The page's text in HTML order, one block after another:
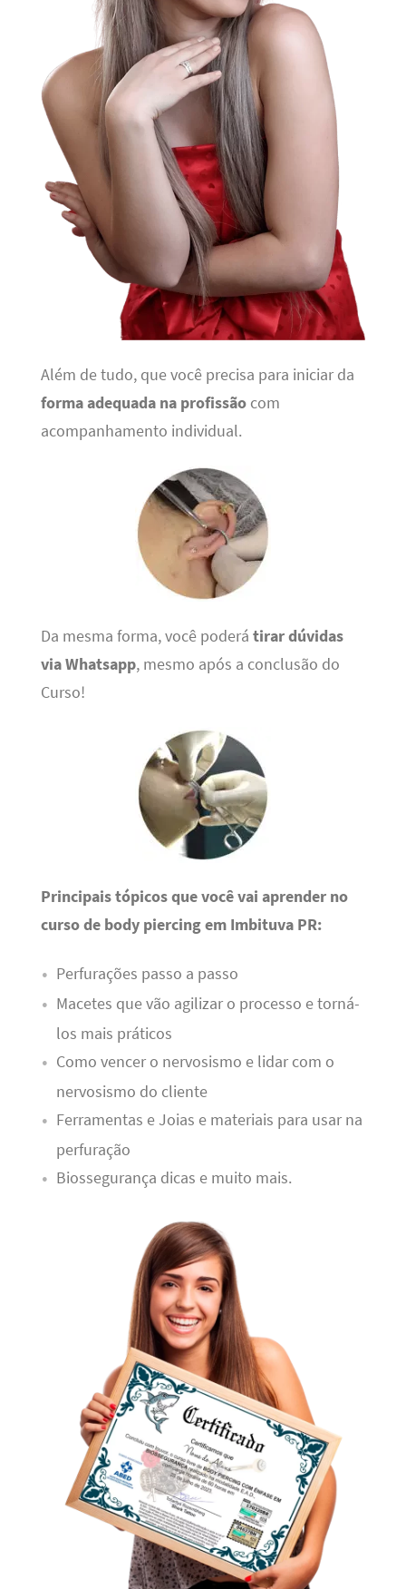
Além de tudo, que você precisa para iniciar da
forma adequada na profissãocom
acompanhamento individual.
Da mesma forma, você poderá tirar dúvidas
via Whatsapp, mesmo após a conclusão do
Curso!
Principais tópicos que você vai aprender no
curso de body piercing em Imbituva PR:
Perfurações passo a passo
Macetes que vão agilizar o processo e torná-
los mais práticos
Como vencer o nervosismo e lidar com o
nervosismo do cliente
Ferramentas e Joias e materiais para usar na
perfuração
Biossegurança dicas e muito mais.